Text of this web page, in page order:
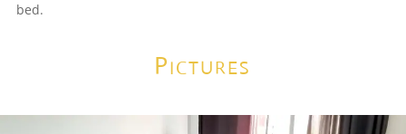
bed.
Pictures